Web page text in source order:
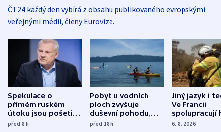
ČT24 každý den vybírá z obsahu publikovaného evropskými
veřejnými médii, členy Eurovize.
Spekulace o
přímém ruském
útoku jsou pošetilé,
míní estonský
před 8h
Pobyt u vodních
ploch zvyšuje
duševní pohodu,
ukázala
před 18h
Jiný jazyk i
Ve Francii
spolupracují
různých zemí
6. 8. 2026